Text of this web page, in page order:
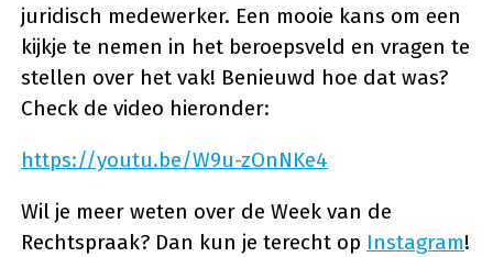
juridisch medewerker. Een mooie kans om een
kijkje te nemen in het beroepsveld en vragen te
stellen over het vak! Benieuwd hoe dat was?
Check de video hieronder:
https://youtu.be/W9u-zOnNKe4
Wil je meer weten over de Week van de
Rechtspraak? Dan kun je terecht op Instagram!